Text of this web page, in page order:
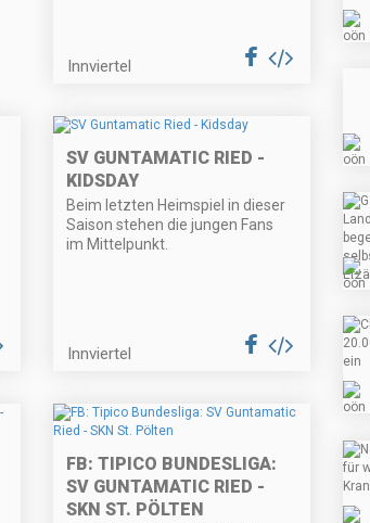
Innviertel
SV GUNTAMATIC RIED -
KIDSDAY
Beim letzten Heimspiel in dieser
Saison stehen die jungen Fans
im Mittelpunkt.
Innviertel
FB: TIPICO BUNDESLIGA:
SV GUNTAMATIC RIED -
SKN ST. PÖLTEN